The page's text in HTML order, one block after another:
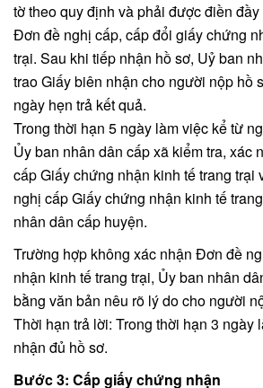
tờ theo quy định và phải được điền
Đơn đề nghị cấp, cấp đổi giấy chứng
trại. Sau khi tiếp nhận hồ sơ, Uỷ ban
trao Giấy biên nhận cho người nộp hồ
ngày hẹn trả kết quả.
Trong thời hạn 5 ngày làm việc kể từ
Ủy ban nhân dân cấp xã kiểm tra, xác
cấp Giấy chứng nhận kinh tế trang trại
nghị cấp Giấy chứng nhận kinh tế
nhân dân cấp huyện.
Trường hợp không xác nhận Đơn đề
nhận kinh tế trang trại, Ủy ban nhân
bằng văn bản nêu rõ lý do cho người
Thời hạn trả lời: Trong thời hạn 3 ngày
nhận đủ hồ sơ.
Bước 3: Cấp giấy chứng nhận